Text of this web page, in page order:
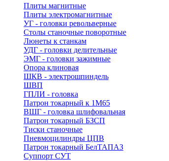
Плиты магнитные
Плиты электромагнитные
УГ - головки револьверные
Столы станочные поворотные
Люнеты к станкам
УДГ - головки делительные
ЭМГ - головки зажимные
Опора клиновая
ШКВ - электрошпиндель
ШВП
ГПЛИ - головка
Патрон токарный к 1М65
ВШГ - головка шлифовальная
Патрон токарный БЗСП
Тиски станочные
Пневмоцилиндры ЦПВ
Патрон токарный БелТАПАЗ
Суппорт СУТ